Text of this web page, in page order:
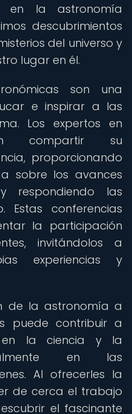
en la astronomía
descubrimientos
del universo y
lugar en él.
son una
e inspirar a las
Los expertos en
compartir su
proporcionando
sobre los avances
respondiendo las
Estas conferencias
la participación
invitándolos a
experiencias y
de la astronomía a
puede contribuir a
en la ciencia y la
en las
Al ofrecerles la
de cerca el trabajo
el fascinante